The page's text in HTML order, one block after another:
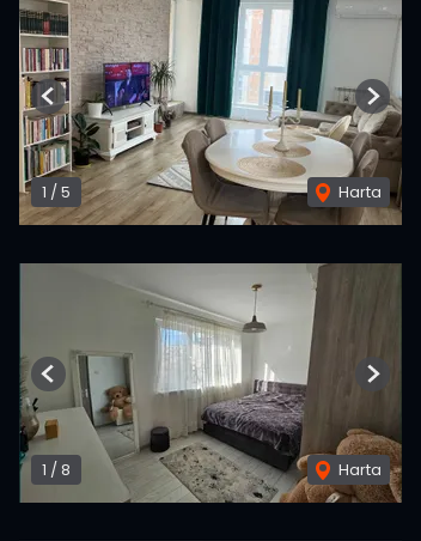
1 /5 Harta
Previous Next
1 /8 Harta
Previous Next